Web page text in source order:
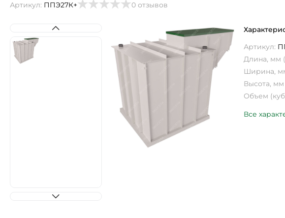
Артикул: ППЭ27К+ 0 отзывов
Артикул:
Длина, мм
Ширина,
Высота, мм
Объем
Все